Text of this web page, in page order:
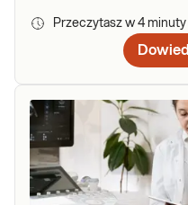
Przeczytasz w 4 minuty